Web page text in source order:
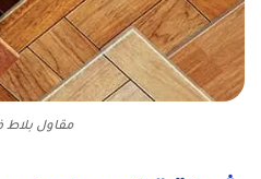
مقاول بلاط